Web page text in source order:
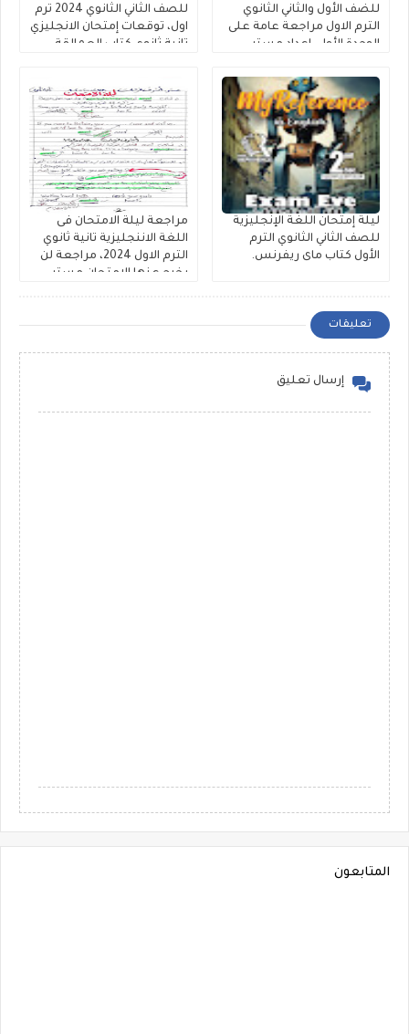
للضف الأول والثاني الثانوي
الترم الاول مراجعة عامة على
الوحدة الأولى إعداد مستر
للصف الثاني الثانوي 2024 ترم
اول، توقعات إمتحان الانجليزي
تانية ثانوي كتاب العمالقة
ليلة إمتحان اللغة الإنجليزية
للصف الثاني الثانوي الترم
الأول كتاب ماى ريفرنس.
مراجعة ليلة الامتحان فى
اللغة الاننجليزية تانية ثانوي
الترم الاول 2024، مراجعة لن
يخرج عنها الامتحان مستر
تعليقات
إرسال تعليق
المتابعون